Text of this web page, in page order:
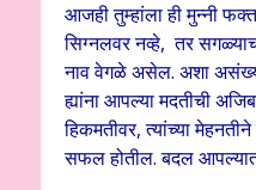
आजही तुम्हांला ही मुन्नी फक्त
सिग्नलवर नव्हे, तर
नाव वेगळे असेल. अशा असंख्य
ह्यांना आपल्या मदतीची
हिकमतीवर, त्यांच्या
सफल होतील. बदल